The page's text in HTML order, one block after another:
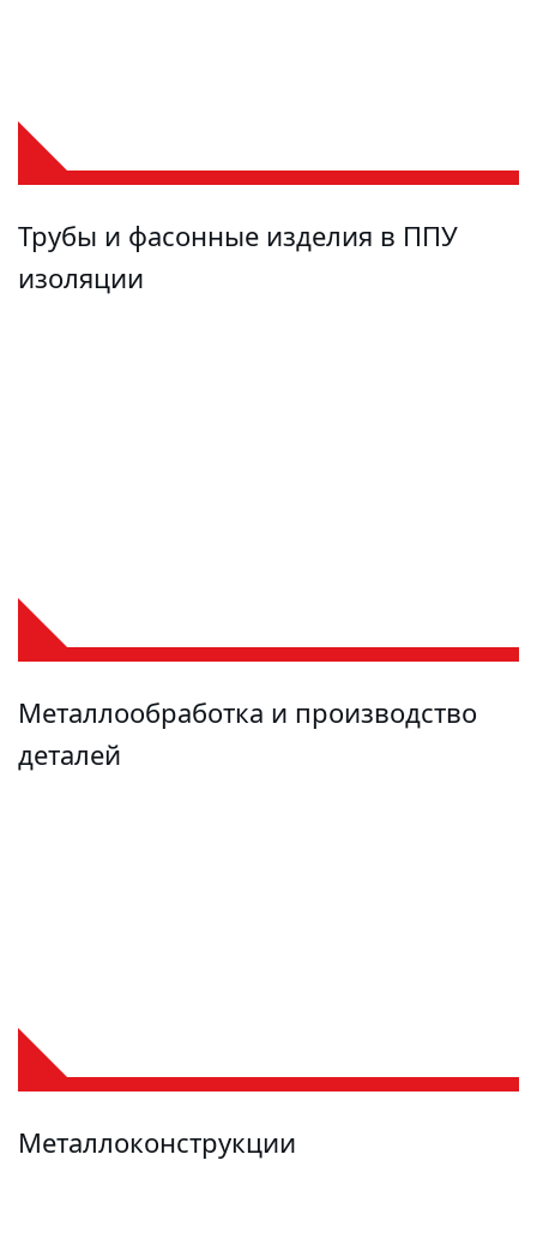
Трубы и фасонные изделия в ППУ
изоляции
Металлообработка и производство
деталей
Металлоконструкции